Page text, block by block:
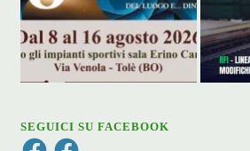
SEGUICI SU FACEBOOK
FacebookFacebook